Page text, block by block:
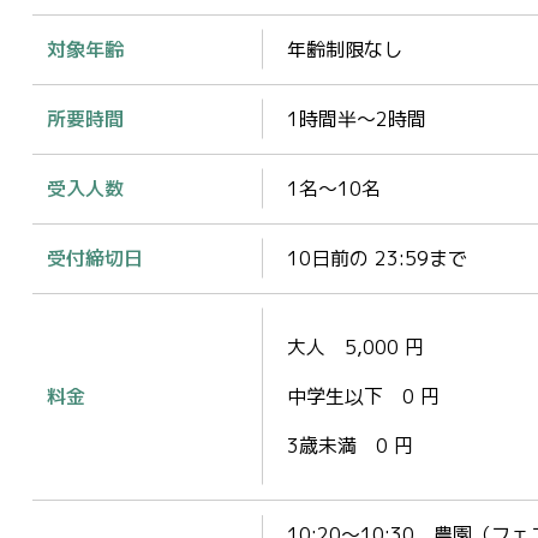
対象年齢 年齢制限なし
所要時間 1時間半～2時間
受入人数 1名～10名
受付締切日 10日前の 23:59まで
料金
大人 5,000 円
中学生以下 0 円
3歳未満 0 円